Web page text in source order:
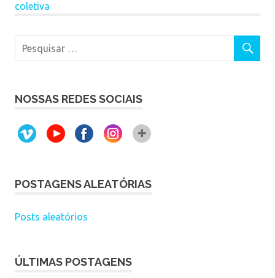
coletiva
NOSSAS REDES SOCIAIS
POSTAGENS ALEATÓRIAS
Posts aleatórios
ÚLTIMAS POSTAGENS